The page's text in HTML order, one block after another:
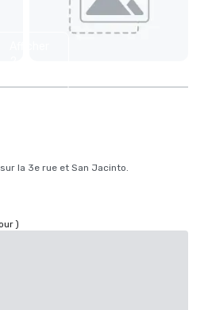
la 3e rue et San Jacinto.
)